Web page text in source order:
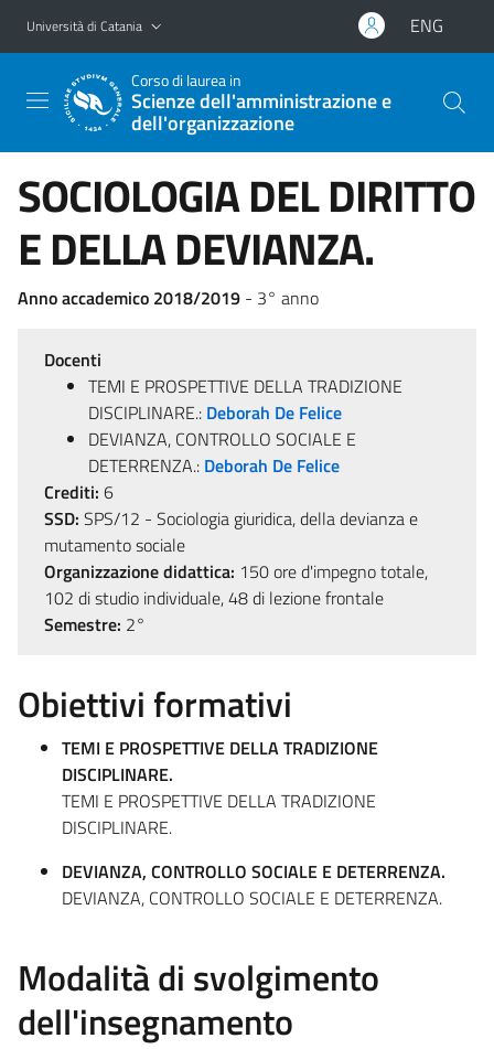
Vai al contenuto principale
Vai al menu di navigazione
Università di Catania ENG
Corso di laurea in
Scienze dell'amministrazione e
dell'organizzazione
SOCIOLOGIA DEL DIRITTO
E DELLA DEVIANZA.
Anno accademico 2018/2019 - 3° anno
Docenti
TEMI E PROSPETTIVE DELLA TRADIZIONE
DISCIPLINARE.: Deborah De Felice
DEVIANZA, CONTROLLO SOCIALE E
DETERRENZA.: Deborah De Felice
Crediti: 6
SSD: SPS/12 - Sociologia giuridica, della devianza e
mutamento sociale
Organizzazione didattica: 150 ore d'impegno totale,
102 di studio individuale, 48 di lezione frontale
Semestre: 2°
Obiettivi formativi
TEMI E PROSPETTIVE DELLA TRADIZIONE
DISCIPLINARE.
TEMI E PROSPETTIVE DELLA TRADIZIONE
DISCIPLINARE.
DEVIANZA, CONTROLLO SOCIALE E DETERRENZA.
DEVIANZA, CONTROLLO SOCIALE E DETERRENZA.
Modalità di svolgimento
dell'insegnamento